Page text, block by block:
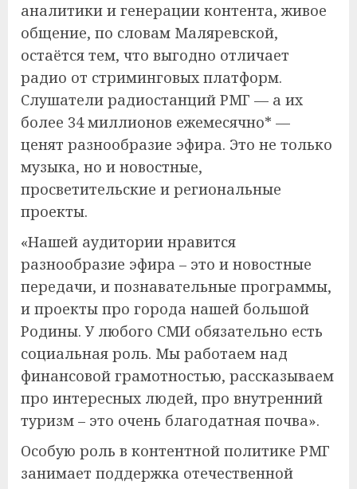
аналитики и генерации контента, живое
общение, по словам Маляревской,
остаётся тем, что выгодно отличает
радио от стриминговых платформ.
Слушатели радиостанций РМГ — а их
более 34 миллионов ежемесячно* —
ценят разнообразие эфира. Это не только
музыка, но и новостные,
просветительские и региональные
проекты.
«Нашей аудитории нравится
разнообразие эфира – это и новостные
передачи, и познавательные программы,
и проекты про города нашей большой
Родины. У любого СМИ обязательно есть
социальная роль. Мы работаем над
финансовой грамотностью, рассказываем
про интересных людей, про внутренний
туризм – это очень благодатная почва».
Особую роль в контентной политике РМГ
занимает поддержка отечественной